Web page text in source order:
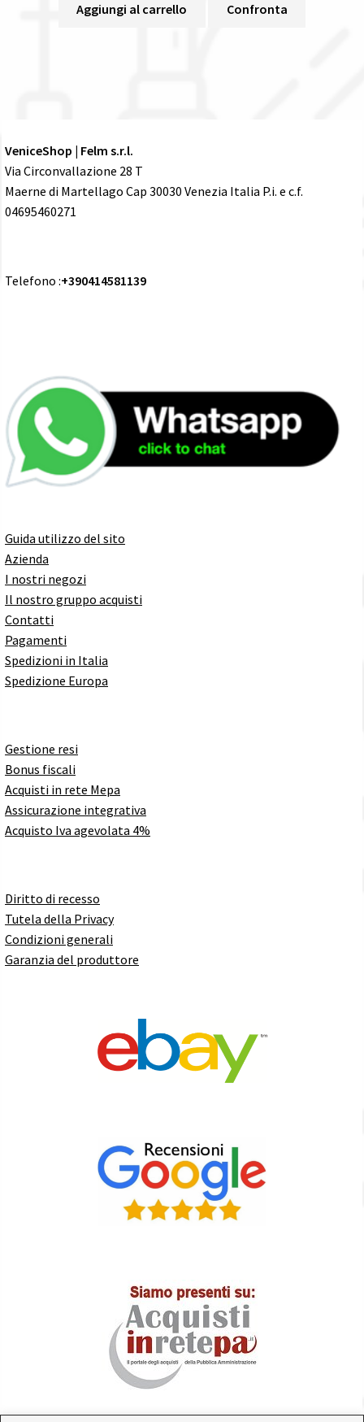
Aggiungi al carrello Confronta
VeniceShop | Felm s.r.l.
Via Circonvallazione 28 T
Maerne di Martellago Cap 30030 Venezia Italia P.i. e c.f.
04695460271
Telefono :+390414581139
Guida utilizzo del sito
Azienda
I nostri negozi
Il nostro gruppo acquisti
Contatti
Pagamenti
Spedizioni in Italia
Spedizione Europa
Gestione resi
Bonus fiscali
Acquisti in rete Mepa
Assicurazione integrativa
Acquisto Iva agevolata 4%
Diritto di recesso
Tutela della Privacy
Condizioni generali
Garanzia del produttore